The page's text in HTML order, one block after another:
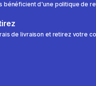
bénéficient d'une politique de
de livraison et retirez votre